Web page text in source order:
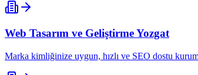
Web Tasarım ve GeliştirmeYozgat
Marka kimliğinize uygun, hızlı ve SEO dostu